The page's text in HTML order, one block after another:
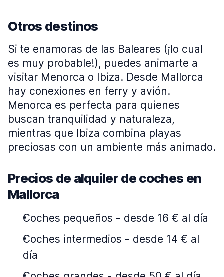
Otros destinos
Si te enamoras de las Baleares (¡lo cual
es muy probable!), puedes animarte a
visitar Menorca o Ibiza. Desde Mallorca
hay conexiones en ferry y avión.
Menorca es perfecta para quienes
buscan tranquilidad y naturaleza,
mientras que Ibiza combina playas
preciosas con un ambiente más animado.
Precios de alquiler de coches en
Mallorca
Coches pequeños - desde 16 € al día
Coches intermedios - desde 14 € al
día